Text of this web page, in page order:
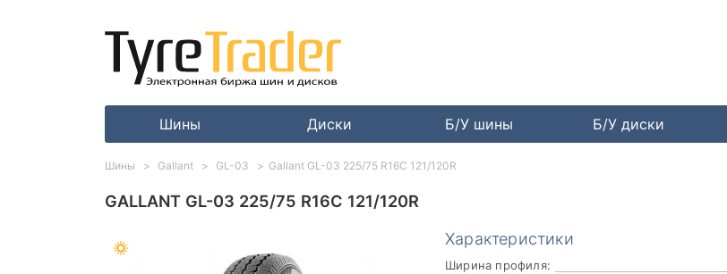
Шины Диски Б/У шины Б/У диски
GALLANT GL-03 225/75 R16C 121/120R
Характеристики
Ширина профиля:
Шины Gallant GL-03 Gallant GL-03 225/75 R16C 121/120R